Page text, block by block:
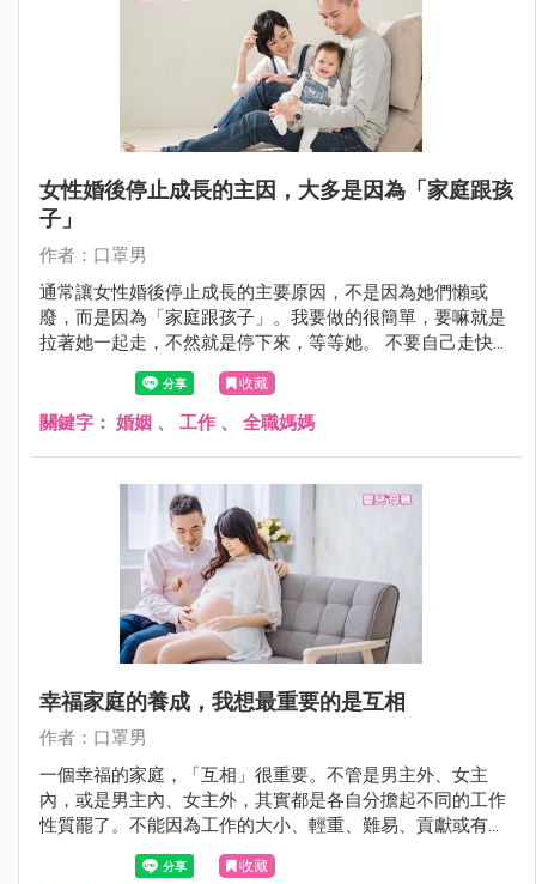
女性婚後停止成長的主因，大多是因為「家庭跟孩
子」
作者：口罩男
通常讓女性婚後停止成長的主要原因，不是因為她們懶或
廢，而是因為「家庭跟孩子」。我要做的很簡單，要嘛就是
拉著她一起走，不然就是停下來，等等她。 不要自己走快
了，就想把人家丟下。
收藏
關鍵字： 婚姻 、 工作 、 全職媽媽
幸福家庭的養成，我想最重要的是互相
作者：口罩男
一個幸福的家庭，「互相」很重要。不管是男主外、女主
內，或是男主內、女主外，其實都是各自分擔起不同的工作
性質罷了。不能因為工作的大小、輕重、難易、貢獻或有沒
有收入，就輕易地否定了對方的價值。
收藏